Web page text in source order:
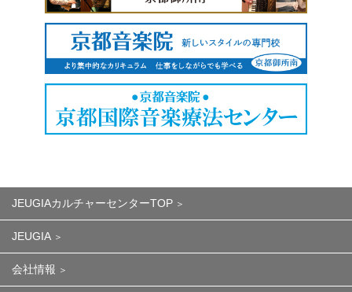
JEUGIAカルチャーセンターTOP
JEUGIA
会社情報